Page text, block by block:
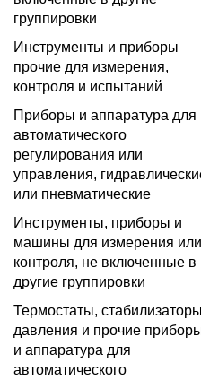
группировки
Инструменты и приборы
прочие для измерения,
контроля и испытаний
Приборы и аппаратура для
автоматического
регулирования или
управления,
или пневматические
Инструменты, приборы и
машины для измерения или
контроля, не включенные в
другие группировки
Термостаты,
давления и прочие
и аппаратура для
автоматического